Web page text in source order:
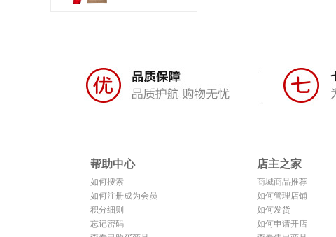
帮助中心
如何搜索
如何注册成为会员
积分细则
忘记密码
店主之家
商城商品推荐
如何管理店铺
如何发货
如何申请开店